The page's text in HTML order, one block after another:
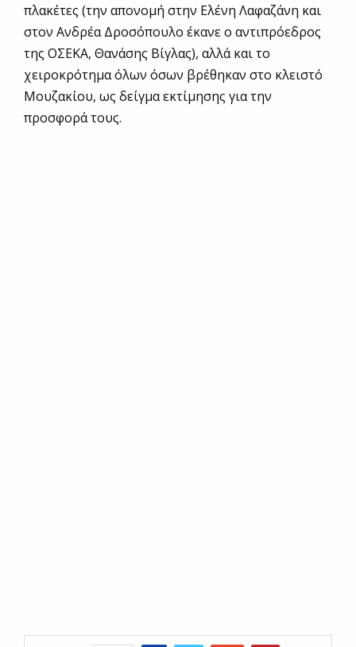
πλακέτες (την απονομή στην Ελένη Λαφαζάνη και
στον Ανδρέα Δροσόπουλο έκανε ο αντιπρόεδρος
της ΟΣΕΚΑ, Θανάσης Βίγλας), αλλά και το
χειροκρότημα όλων όσων βρέθηκαν στο κλειστό
Μουζακίου, ως δείγμα εκτίμησης για την
προσφορά τους.